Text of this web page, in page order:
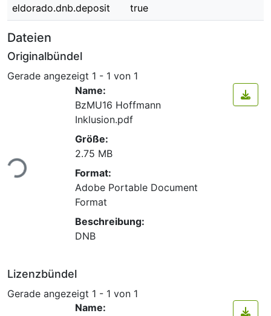
eldorado.dnb.deposit true
Dateien
Originalbündel
Gerade angezeigt 1 - 1 von 1
Name:
BzMU16 Hoffmann
Inklusion.pdf
Größe:
2.75 MB
Format:
Adobe Portable Document
Format
Beschreibung:
DNB
Lizenzbündel
Gerade angezeigt 1 - 1 von 1
Name: